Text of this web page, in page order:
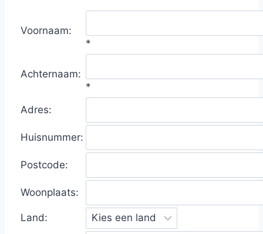
Voornaam:
*
Achternaam:
*
Adres:
Huisnummer:
Postcode:
Woonplaats:
Land: